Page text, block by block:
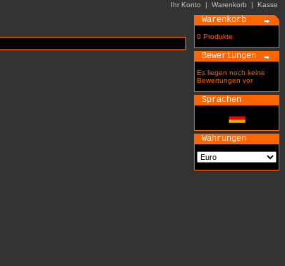
Ihr Konto | Warenkorb | Kasse
Warenkorb
0 Produkte
Bewertungen
Es liegen noch keine
Bewertungen vor
Sprachen
Währungen